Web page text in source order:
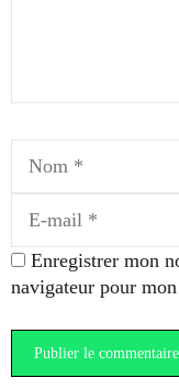
Enregistrer mon
navigateur pour